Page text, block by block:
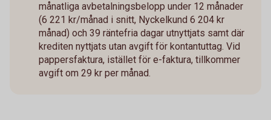
månatliga avbetalningsbelopp under 12 månader
(6 221 kr/månad i snitt, Nyckelkund 6 204 kr
månad) och 39 räntefria dagar utnyttjats samt där
krediten nyttjats utan avgift för kontantuttag. Vid
pappersfaktura, istället för e-faktura, tillkommer
avgift om 29 kr per månad.